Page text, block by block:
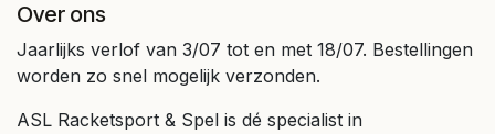
Over ons
Jaarlijks verlof van 3/07 tot en met 18/07. Bestellingen
worden zo snel mogelijk verzonden.
ASL Racketsport & Spel is dé specialist in